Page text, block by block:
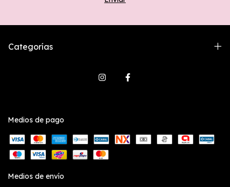
Categorías
Medios de pago
Medios de envío